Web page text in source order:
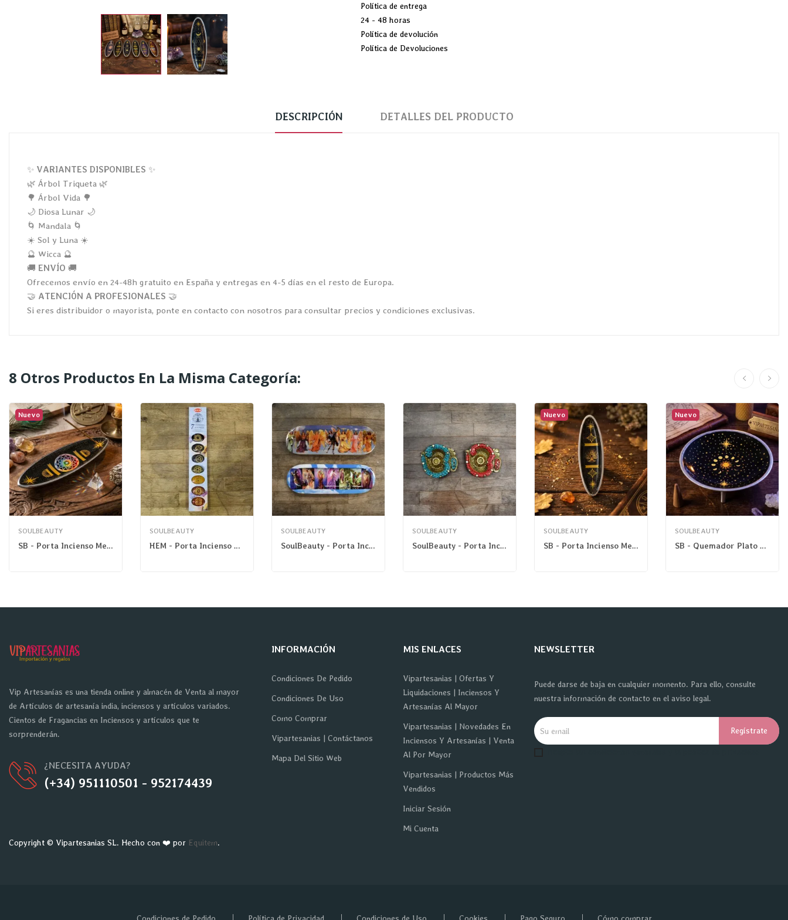
Política de entrega
24 - 48 horas
Política de devolución
Política de Devoluciones
DESCRIPCIÓN DETALLES DEL PRODUCTO
✨ VARIANTES DISPONIBLES ✨
🌿 Árbol Triqueta 🌿
🌳 Árbol Vida 🌳
🌙 Diosa Lunar 🌙
🌀 Mandala 🌀
☀️ Sol y Luna ☀️
🔮 Wicca 🔮
🚚 ENVÍO 🚚
Ofrecemos envío en 24-48h gratuito en España y entregas en 4-5 días en el resto de Europa.
🤝 ATENCIÓN A PROFESIONALES 🤝
Si eres distribuidor o mayorista, ponte en contacto con nosotros para consultar precios y condiciones exclusivas.
8 Otros Productos En La Misma Categoría:
Nuevo
SOULBEAUTY
SB - Porta Incienso Metal Esotérico Mandala Grande
SOULBEAUTY
HEM - Porta Incienso Mineral 7 Chakras
SOULBEAUTY
SoulBeauty - Porta Incienso Bandeja 7 Arcángeles
SOULBEAUTY
SoulBeauty - Porta Incienso Lack OM
Nuevo
SOULBEAUTY
SB - Porta Incienso Metal Esotérico Árbol Triqueta
Nuevo
SOULBEAUTY
SB - Quemador Plato Esotérico Fase Lunar
Vip Artesanías es una tienda online y almacén de Venta al mayor
de Artículos de artesanía india, inciensos y artículos variados.
Cientos de Fragancias en Inciensos y artículos que te
sorprenderán.
¿NECESITA AYUDA?
(+34) 951110501 - 952174439
INFORMACIÓN
Condiciones De Pedido
Condiciones De Uso
Como Comprar
Vipartesanias | Contáctanos
Mapa Del Sitio Web
MIS ENLACES
Vipartesanias | Ofertas Y
Liquidaciones | Inciensos Y
Artesanías Al Mayor
Vipartesanias | Novedades En
Inciensos Y Artesanías | Venta
Al Por Mayor
Vipartesanias | Productos Más
Vendidos
Iniciar Sesión
Mi Cuenta
NEWSLETTER
Puede darse de baja en cualquier momento. Para ello, consulte
nuestra información de contacto en el aviso legal.
Copyright © Vipartesanias SL. Hecho con ❤️ por Equitem.